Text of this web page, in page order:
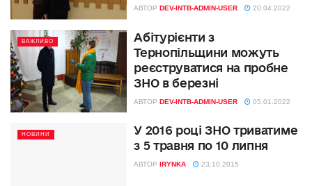
АВТОР DEV-INTB-ADMIN-USER 20.04.2022
ВАЖЛИВО
Абітурієнти з
Тернопільщини можуть
реєструватися на пробне
ЗНО в березні
АВТОР DEV-INTB-ADMIN-USER 05.01.2022
НОВИНИ
У 2016 році ЗНО триватиме
з 5 травня по 10 липня
АВТОР IRYNKA 23.10.2015